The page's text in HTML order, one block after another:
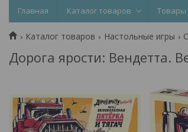
Главная Каталог товаров Товары
Каталог товаров Настольные игры
Дорога ярости: Вендетта.